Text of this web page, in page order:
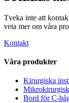
Tveka inte att
veta mer om våra
Kontakt
Våra produkter
Kirurgiska
Bord för C-